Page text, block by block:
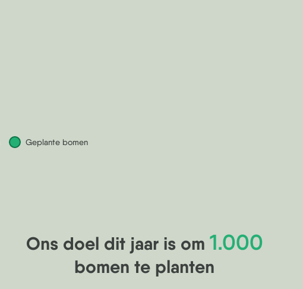
Geplante bomen
Ons doel dit jaar is om 1.000
bomen te planten